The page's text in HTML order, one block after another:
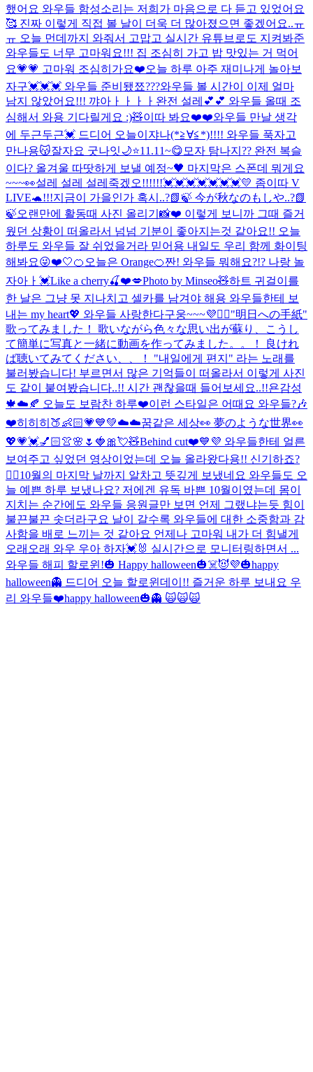
했어요 와우들 함성소리는 저희가 마음으로 다 듣고 있었어요
🥰 진짜 이렇게 직접 볼 날이 더욱 더 많아졌으면 좋겠어요..ㅠ
ㅠ 오늘 먼데까지 와줘서 고맙고 실시간 유튜브로도 지켜봐준
와우들도 너무 고마워요!!! 집 조심히 가고 밥 맛있는 거 먹어
요💗💗 고마워 조심히가요❤️오늘 하루 아주 재미나게 놀아보
자구💓💓💓 와우들 준비됐쬬???와우들 볼 시간이 이제 얼마
남지 않았어요!!! 꺄아ㅏㅏㅏㅏ완전 설레💕💕 와우들 올때 조
심해서 와용 기다릴게요 :)🧸이따 봐요❤️❤️와우들 만날 생각
에 두근두근💓 드디어 오늘이쟈나(*≧∀≦*)!!!! 와우들 푹자고
만나용😽잘자요 굿나잇🌙⭐️11.11~😋 모자 탐나지?? 완전 복슬
이다? 올겨울 따땃하게 보낼 예정~🖤 마지막은 스폰데 뭐게요
~~~👀설레 설레 설레죽겠오!!!!!!💓💓💓💓💓💓💓💛 좀이따 V
LIVE🐢!!!지금이 가을인가 혹시..?📗🍃 今が秋なのもしや..?📗
🍃오랜만에 활동때 사진 올리기📸❤️ 이렇게 보니까 그때 즐거
웠던 상황이 떠올라서 넘넘 기분이 좋아지는것 같아요!! 오늘
하루도 와우들 잘 쉬었을거라 믿어용 내일도 우리 함께 화이팅
해봐요😜❤️🤍🍊오늘은 Orange🍊짠! 와우들 뭐해요?!? 나랑 놀
자아ㅏ💓Like a cherry🍒❤️💋Photo by Minseo🧸하트 귀걸이를
한 날은 그냥 못 지나치고 셀카를 남겨야 해용 와우들한테 보
내는 my heart💖 와우들 사랑한다구웅~~~💜🙆‍♀️"明日への手紙"
歌ってみました！ 歌いながら色々な思い出が蘇り、こうし
て簡単に写真と一緒に動画を作ってみました。。！ 良けれ
ば聴いてみてください、、！ "내일에게 편지" 라는 노래를
불러봤습니다! 부르면서 많은 기억들이 떠올라서 이렇게 사진
도 같이 붙여봤습니다..!! 시간 괜찮을때 들어보세요..!!욘감성
🍁☁️🍂 오늘도 보람찬 하루❤️이런 스타일은 어때요 와우들?🎶
❤️히히히🍑👶🏻💗💙💚☁️☁️꿈같은 세상👀 夢のような世界👀
💖💗💓💅🏻👚🌸🌷🍓🎀💘🧸Behind cut❤️💙💜 와우들한테 얼른
보여주고 싶었던 영상이었는데 오늘 올라왔다용!! 신기하죠?
👍🏻10월의 마지막 날까지 알차고 뜻깊게 보냈네요 와우들도 오
늘 예쁜 하루 보냈나요? 저에겐 유독 바쁜 10월이였는데 몸이
지치는 순간에도 와우들 응원글만 보면 언제 그랬냐는듯 힘이
불끈불끈 솟더라구요 날이 갈수록 와우들에 대한 소중함과 감
사함을 배로 느끼는 것 같아요 언제나 고마워 내가 더 힘낼게
오래오래 와우 우아 하자💓🐰 실시간으로 모니터링하면서 ...
와우들 해피 할로윈!🎃 Happy halloween🎃☠️😈💜🎃happy
halloween👻 드디어 오늘 할로윈데이!! 즐거운 하루 보내요 우
리 와우들❤️happy halloween🎃👻 🙀🙀🙀